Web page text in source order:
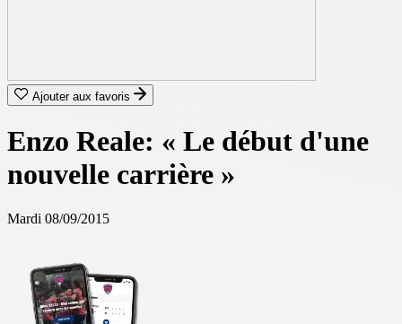
Ajouter aux favoris
Enzo Reale: « Le début d'une
nouvelle carrière »
Mardi 08/09/2015